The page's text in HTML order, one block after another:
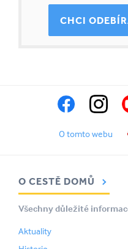
CHCI
O tomto webu
O CESTĚ DOMŮ
Všechny důležité
Aktuality